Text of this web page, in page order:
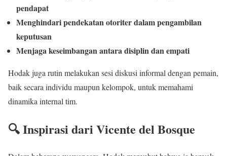
pendapat
Menghindari pendekatan otoriter dalam pengambilan
keputusan
Menjaga keseimbangan antara disiplin dan empati
Hodak juga rutin melakukan sesi diskusi informal dengan pemain,
baik secara individu maupun kelompok, untuk memahami
dinamika internal tim.
🔍 Inspirasi dari Vicente del Bosque